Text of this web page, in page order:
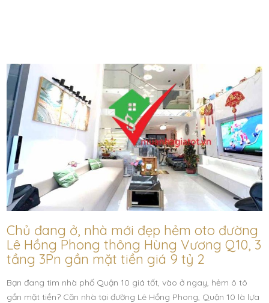
Chủ đang ở, nhà mới đẹp hẻm oto đường
Lê Hồng Phong thông Hùng Vương Q10, 3
tầng 3Pn gần mặt tiền giá 9 tỷ 2
Bạn đang tìm nhà phố Quận 10 giá tốt, vào ở ngay, hẻm ô tô
gần mặt tiền? Căn nhà tại đường Lê Hồng Phong, Quận 10 là lựa